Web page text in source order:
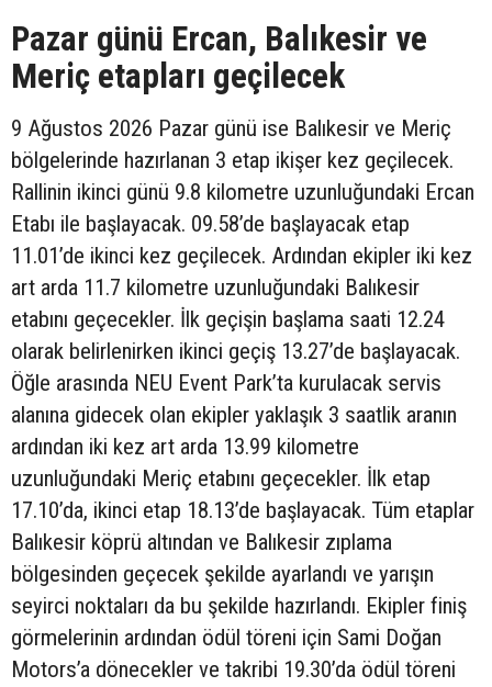
Pazar günü Ercan, Balıkesir ve
Meriç etapları geçilecek
9 Ağustos 2026 Pazar günü ise Balıkesir ve Meriç
bölgelerinde hazırlanan 3 etap ikişer kez geçilecek.
Rallinin ikinci günü 9.8 kilometre uzunluğundaki Ercan
Etabı ile başlayacak. 09.58’de başlayacak etap
11.01’de ikinci kez geçilecek. Ardından ekipler iki kez
art arda 11.7 kilometre uzunluğundaki Balıkesir
etabını geçecekler. İlk geçişin başlama saati 12.24
olarak belirlenirken ikinci geçiş 13.27’de başlayacak.
Öğle arasında NEU Event Park’ta kurulacak servis
alanına gidecek olan ekipler yaklaşık 3 saatlik aranın
ardından iki kez art arda 13.99 kilometre
uzunluğundaki Meriç etabını geçecekler. İlk etap
17.10’da, ikinci etap 18.13’de başlayacak. Tüm etaplar
Balıkesir köprü altından ve Balıkesir zıplama
bölgesinden geçecek şekilde ayarlandı ve yarışın
seyirci noktaları da bu şekilde hazırlandı. Ekipler finiş
görmelerinin ardından ödül töreni için Sami Doğan
Motors’a dönecekler ve takribi 19.30’da ödül töreni